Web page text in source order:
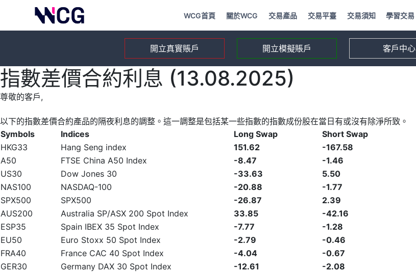
WCG首頁 關於WCG 交易產品 交易平臺 交易須知 學習交易
開立真實賬戶 開立模擬賬戶 客戶中心
指數差價合約利息 (13.08.2025)
尊敬的客戶,
以下的指數差價合約產品的隔夜利息的調整。這一調整是包括某一些指數的指數成份股在當日有或沒有除淨所致。
Symbols
Indices Long Swap
Short Swap
HKG33
Hang Seng index 151.62
-167.58
A50
FTSE China A50 Index -8.47
-1.46
US30
Dow Jones 30 -33.63
5.50
NAS100
NASDAQ-100 -20.88
-1.77
SPX500
SPX500 -26.87
2.39
AUS200
Australia SP/ASX 200 Spot Index 33.85
-42.16
ESP35
Spain IBEX 35 Spot Index -7.77
-1.28
EU50
Euro Stoxx 50 Spot Index -2.79
-0.46
FRA40
France CAC 40 Spot Index -4.04
-0.67
GER30
Germany DAX 30 Spot Index -12.61
-2.08